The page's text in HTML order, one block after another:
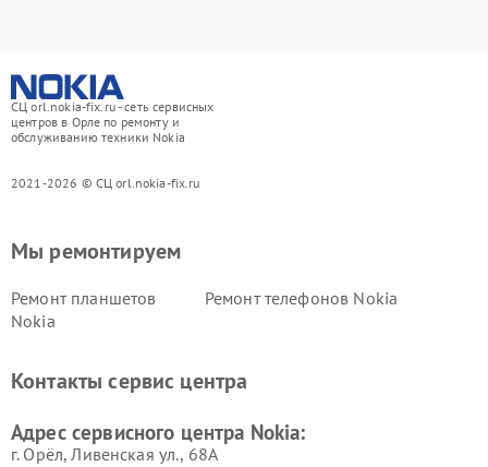
СЦ orl.nokia-fix.ru - сеть сервисных
центров в Орле по ремонту и
обслуживанию техники Nokia
2021-2026 © СЦ orl.nokia-fix.ru
Мы ремонтируем
Ремонт планшетов
Nokia
Ремонт телефонов Nokia
Контакты сервис центра
Адрес сервисного центра Nokia:
г. Орёл, Ливенская ул., 68А